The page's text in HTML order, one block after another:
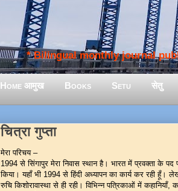
* Bilingual monthly journal
Home आमुख Books Setu सेतु
चित्रा गुप्ता
मेरा परिचय –
1994 से सिंगापुर मेरा निवास स्थान है। भारत में प्रवक्ता के पद
किया। यहाँ भी 1994 से हिंदी अध्यापन का कार्य कर रही हूँ।
रुचि किशोरावास्था से ही रही। विभिन्न पत्रिकाओं में कहानियाँ,